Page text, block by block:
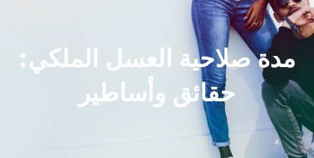
مدة صلاحية العسل الملكي:
حقائق وأساطير